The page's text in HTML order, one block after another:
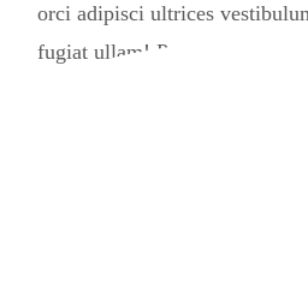
orci adipisci ultrices
fugiat ullam! Pretium